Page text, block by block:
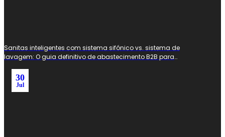
Sanitas inteligentes com sistema sifónico vs. sistema de
lavagem: O guia definitivo de abastecimento B2B para
30
Jul